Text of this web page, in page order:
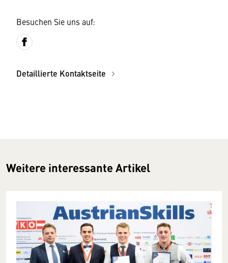
Besuchen Sie uns auf:
Detaillierte Kontaktseite
Weitere interessante Artikel